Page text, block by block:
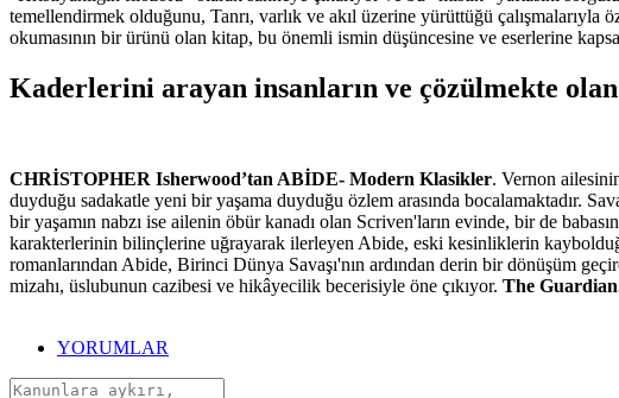
temellendirmek olduğunu, Tanrı, varlık ve akıl üzerine yürüttüğü
okumasının bir ürünü olan kitap, bu önemli ismin düşüncesine ve eserlerine
Kaderlerini arayan insanların ve çözülmekte
CHRİSTOPHER Isherwood’tan ABİDE- Modern Klasikler. Vernon
duyduğu sadakatle yeni bir yaşama duyduğu özlem arasında bocalamaktadır.
bir yaşamın nabzı ise ailenin öbür kanadı olan Scriven'ların evinde, bir de
karakterlerinin bilinçlerine uğrayarak ilerleyen Abide, eski kesinliklerin
romanlarından Abide, Birinci Dünya Savaşı'nın ardından derin bir dönüşüm
mizahı, üslubunun cazibesi ve hikâyecilik becerisiyle öne çıkıyor. The
YORUMLAR